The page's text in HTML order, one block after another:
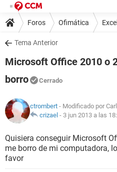
Foros Ofimática
Tema Anterior
Microsoft Office 2010 o
borro
Cerrado
ctrombert - Modificado por
crizael - 3 jun 2013 a las
Quisiera conseguir Microsoft
me borro de mi computadora,
favor